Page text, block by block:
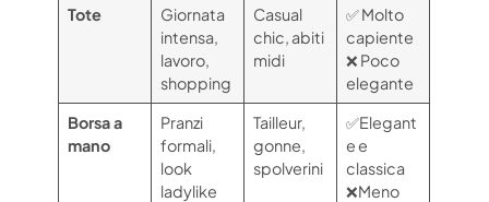
Tote
Giornata
intensa,
lavoro,
shopping
Casual
chic, abiti
midi
✅ Molto
capiente
❌ Poco
elegante
Borsa a
mano
Pranzi
formali,
look
ladylike
Tailleur,
gonne,
spolverini
✅Elegant
e e
classica
❌Meno